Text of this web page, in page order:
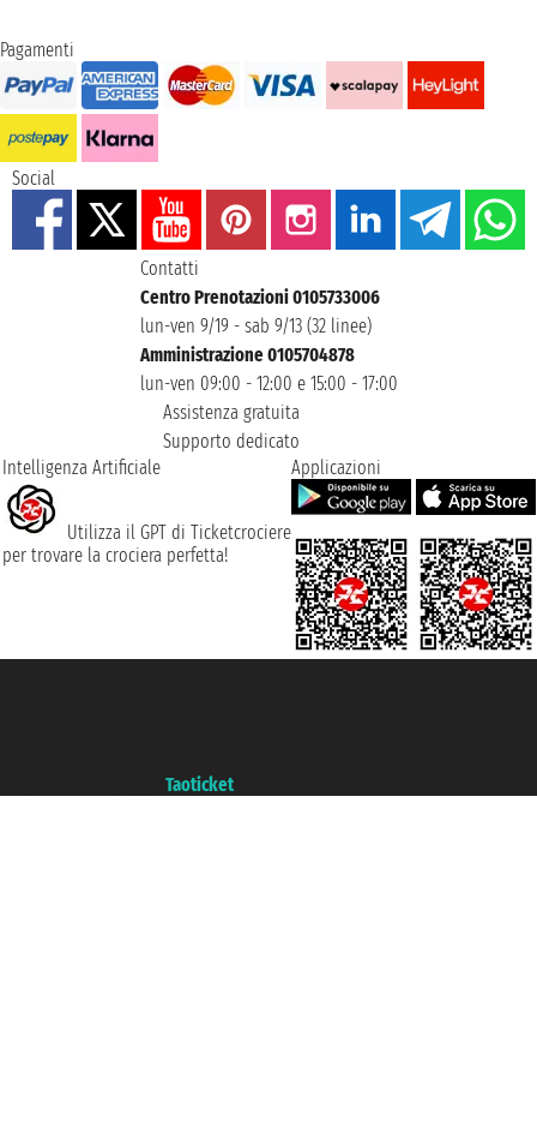
Pagamenti
Social
Contatti
Centro Prenotazioni 0105733006
lun-ven 9/19 - sab 9/13 (32 linee)
Amministrazione 0105704878
lun-ven 09:00 - 12:00 e 15:00 - 17:00
Assistenza gratuita
Supporto dedicato
Intelligenza Artificiale
Utilizza il GPT di Ticketcrociere
per trovare la crociera perfetta!
Applicazioni
Taoticket